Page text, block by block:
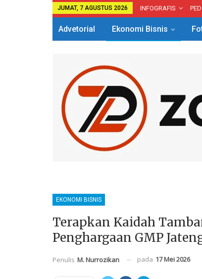
JUMAT, 7 AGUSTUS 2026 INFOGRAFIS
Advetorial Ekonomi Bisnis
EKONOMI BISNIS
Terapkan Kaidah
Penghargaan GMP
Penulis M. Nurrozikan pada 17 Mei 2026